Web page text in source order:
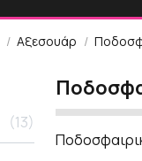
Αξεσουάρ
13